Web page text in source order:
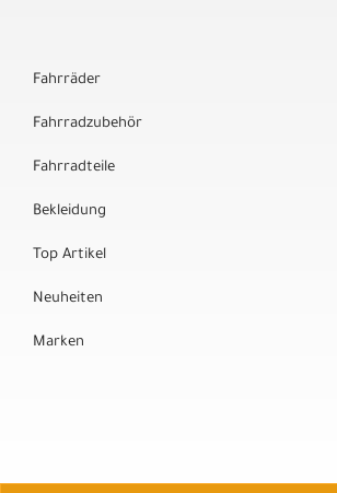
Fahrräder
Fahrradzubehör
Fahrradteile
Bekleidung
Top Artikel
Neuheiten
Marken